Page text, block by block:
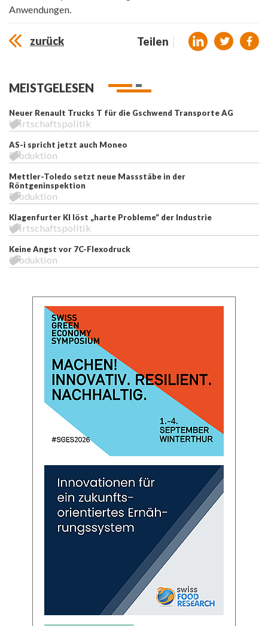
Anwendungen.
zurück Teilen
MEISTGELESEN
Neuer Renault Trucks T für die Gschwend Transporte AG
Wirtschaftspolitik
AS-i spricht jetzt auch Moneo
Produktion
Mettler-Toledo setzt neue Massstäbe in der
Röntgeninspektion
Produktion
Klagenfurter KI löst „harte Probleme“ der Industrie
Wirtschaftspolitik
Keine Angst vor 7C-Flexodruck
Produktion